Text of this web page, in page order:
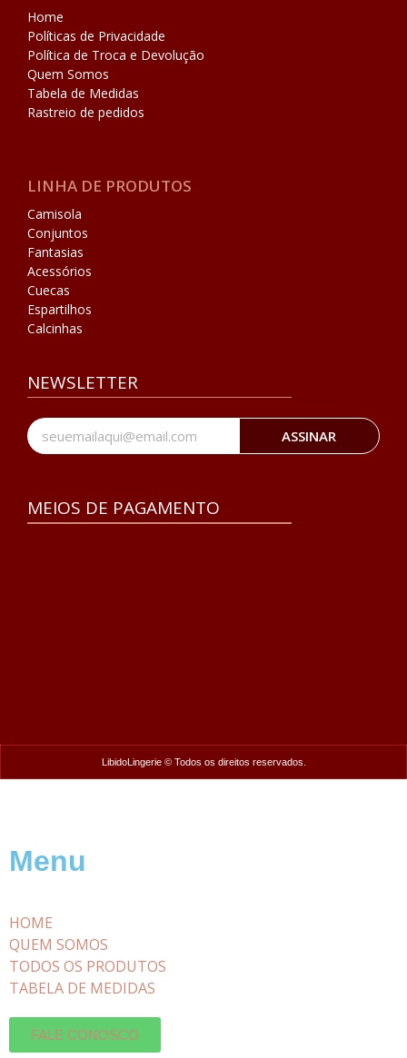
Home
Políticas de Privacidade
Política de Troca e Devolução
Quem Somos
Tabela de Medidas
Rastreio de pedidos
LINHA DE PRODUTOS
Camisola
Conjuntos
Fantasias
Acessórios
Cuecas
Espartilhos
Calcinhas
NEWSLETTER
ASSINAR
MEIOS DE PAGAMENTO
LibidoLingerie © Todos os direitos reservados.
Menu
HOME
QUEM SOMOS
TODOS OS PRODUTOS
TABELA DE MEDIDAS
FALE CONOSCO